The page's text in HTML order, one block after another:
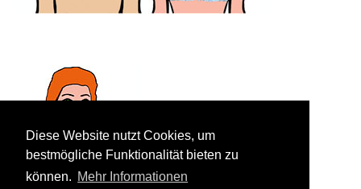
Diese Website nutzt Cookies, um
bestmögliche Funktionalität bieten zu
können. Mehr Informationen
Junge Frauen: